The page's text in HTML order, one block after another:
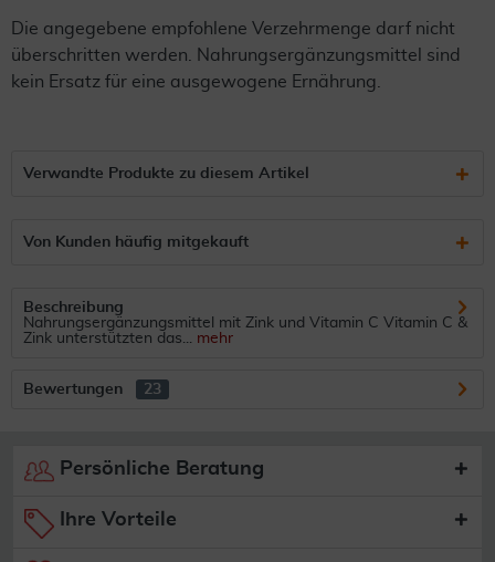
Die angegebene empfohlene Verzehrmenge darf nicht
überschritten werden. Nahrungsergänzungsmittel sind
kein Ersatz für eine ausgewogene Ernährung.
Verwandte Produkte zu diesem Artikel
Von Kunden häufig mitgekauft
Beschreibung
Nahrungsergänzungsmittel mit Zink und Vitamin C Vitamin C &
Zink unterstützten das... mehr
Bewertungen 23
Persönliche Beratung
Ihre Vorteile